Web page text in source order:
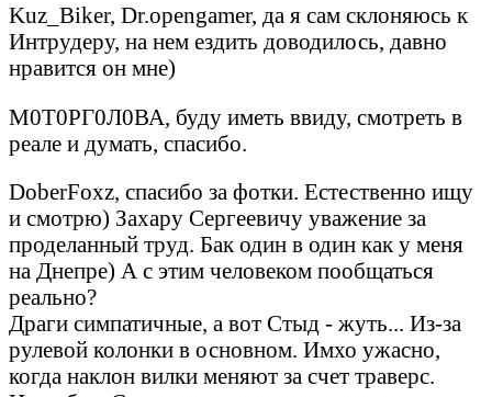
Kuz_Biker, Dr.opengamer, да я сам склоняюсь к
Интрудеру, на нем ездить доводилось, давно
нравится он мне)
М0Т0РГ0Л0ВА, буду иметь ввиду, смотреть в
реале и думать, спасибо.
DoberFoxz, спасибо за фотки. Естественно ищу
и смотрю) Захару Сергеевичу уважение за
проделанный труд. Бак один в один как у меня
на Днепре) А с этим человеком пообщаться
реально?
Драги симпатичные, а вот Стыд - жуть... Из-за
рулевой колонки в основном. Имхо ужасно,
когда наклон вилки меняют за счет траверс.